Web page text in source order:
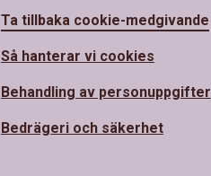
Ta tillbaka cookie-medgivande
Så hanterar vi cookies
Behandling av personuppgifter
Bedrägeri och säkerhet